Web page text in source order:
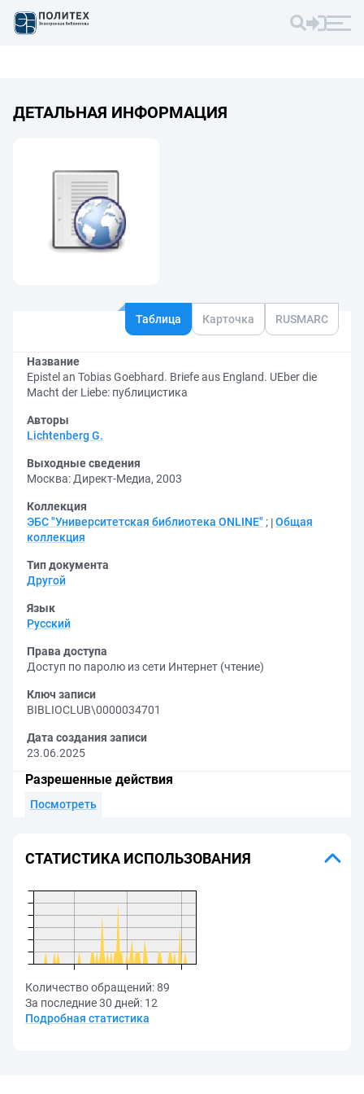
ДЕТАЛЬНАЯ ИНФОРМАЦИЯ
Таблица Карточка RUSMARC
Название
Epistel an Tobias Goebhard. Briefe aus England. UEber die
Macht der Liebe: публицистика
Авторы
Lichtenberg G.
Выходные сведения
Москва: Директ-Медиа, 2003
Коллекция
ЭБС "Университетская библиотека ONLINE" ; Общая
коллекция
Тип документа
Другой
Язык
Русский
Права доступа
Доступ по паролю из сети Интернет (чтение)
Ключ записи
BIBLIOCLUB\0000034701
Дата создания записи
23.06.2025
Разрешенные действия
Посмотреть
СТАТИСТИКА ИСПОЛЬЗОВАНИЯ
Количество обращений:89
За последние 30 дней: 12
Подробная статистика